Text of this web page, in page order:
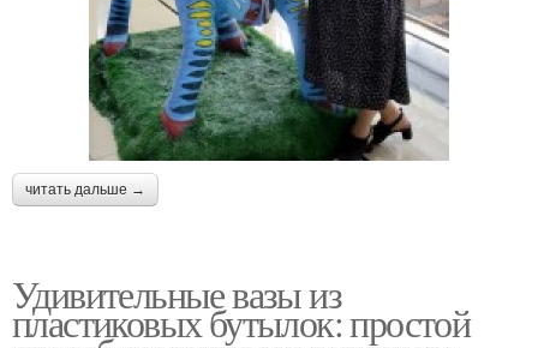
читать дальше →
Удивительные вазы из
пластиковых бутылок: простой